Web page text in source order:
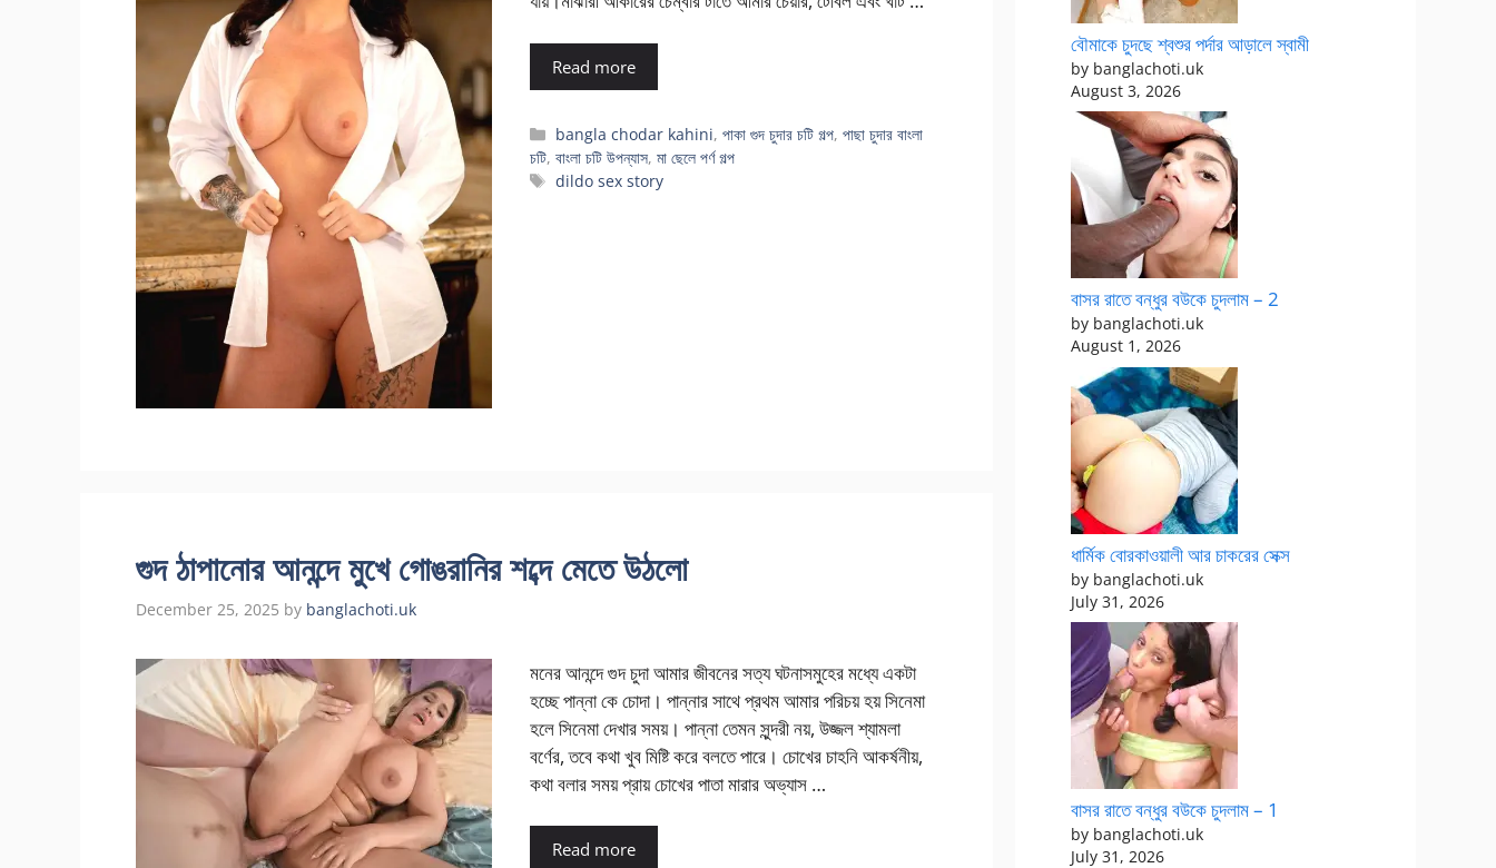
Read more
Categories
bangla chodar kahini,পাকা গুদ চুদার চটি গল্প,পাছা চুদার বাংলা
চটি, বাংলা চটি উপন্যাস, মা ছেলে পর্ণ গল্প
Tags
dildo sex story
গুদ ঠাপানোর আনন্দে মুখে গোঙরানির শব্দে মেতে উঠলো
December 25, 2025 by banglachoti.uk
মনের আনন্দে গুদ চুদা আমার জীবনের সত্য ঘটনাসমুহের মধ্যে একটা
হচ্ছে পান্না কে চোদা। পান্নার সাথে প্রথম আমার পরিচয় হয় সিনেমা
হলে সিনেমা দেখার সময়। পান্না তেমন সুন্দরী নয়, উজ্জল শ্যামলা
বর্ণের, তবে কথা খুব মিষ্টি করে বলতে পারে। চোখের চাহনি আকর্ষনীয়,
কথা বলার সময় প্রায় চোখের পাতা মারার অভ্যাস …
Read more
বৌমাকে চুদছে শ্বশুর পর্দার আড়ালে স্বামী
by banglachoti.uk
August 3, 2026
বাসর রাতে বন্ধুর বউকে চুদলাম – 2
by banglachoti.uk
August 1, 2026
ধার্মিক বোরকাওয়ালী আর চাকরের সেক্স
by banglachoti.uk
July 31, 2026
বাসর রাতে বন্ধুর বউকে চুদলাম – 1
by banglachoti.uk
July 31, 2026